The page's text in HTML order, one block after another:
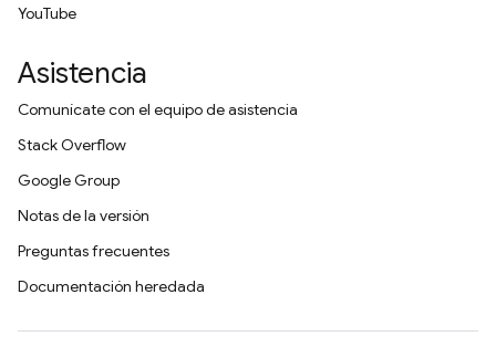
YouTube
Asistencia
Comunícate con el equipo de asistencia
Stack Overflow
Google Group
Notas de la versión
Preguntas frecuentes
Documentación heredada